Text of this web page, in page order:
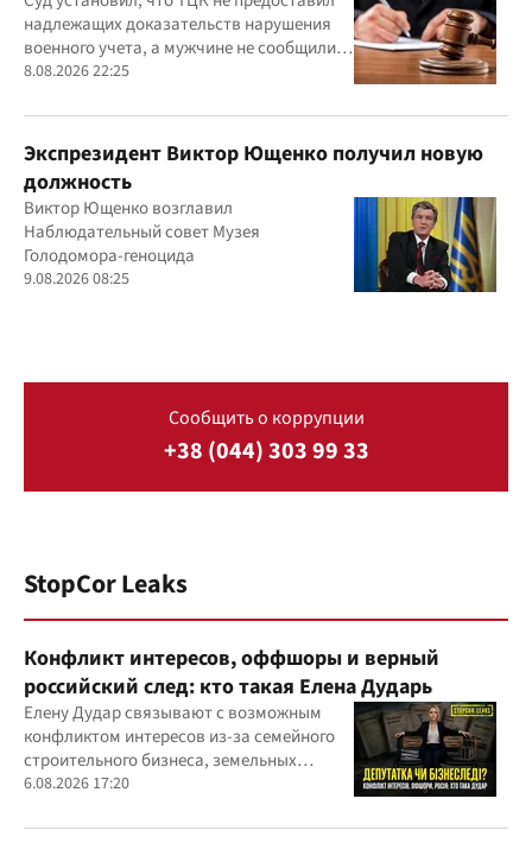
надлежащих доказательств нарушения
военного учета, а мужчине не сообщили
должным образом о дате и месте
8.08.2026 22:25
Экспрезидент Виктор Ющенко получил новую
должность
Виктор Ющенко возглавил
Наблюдательный совет Музея
Голодомора-геноцида
9.08.2026 08:25
Сообщить о коррупции
+38 (044) 303 99 33
StopCor Leaks
Конфликт интересов, оффшоры и верный
российский след: кто такая Елена Дударь
Елену Дудар связывают с возможным
конфликтом интересов из-за семейного
строительного бизнеса, земельных
скандалов, судебных дел
6.08.2026 17:20